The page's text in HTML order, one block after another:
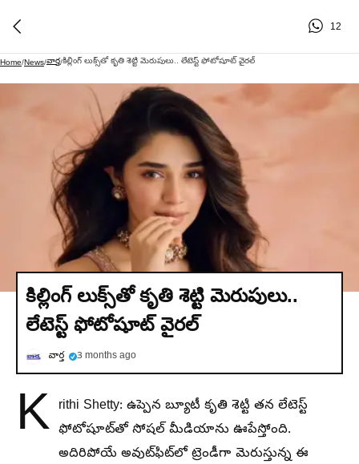
12
Home/News/వార్త/కిల్లింగ్ లుక్స్‌తో కృతి శెట్టి మెరుపులు.. లేటెస్ట్ ఫోటోషూట్ వైరల్
కిల్లింగ్ లుక్స్‌తో కృతి శెట్టి మెరుపులు..
లేటెస్ట్ ఫోటోషూట్ వైరల్
వార్త 3 months ago
K rithi Shetty: ఉప్పెన బ్యూటీ కృతి శెట్టి తన లేటెస్ట్
ఫోటోషూట్‌తో సోషల్ మీడియాను ఊపేస్తోంది.
అదిరిపోయే అవుట్‌ఫిట్‌లో ట్రెండీగా మెరుస్తున్న ఈ